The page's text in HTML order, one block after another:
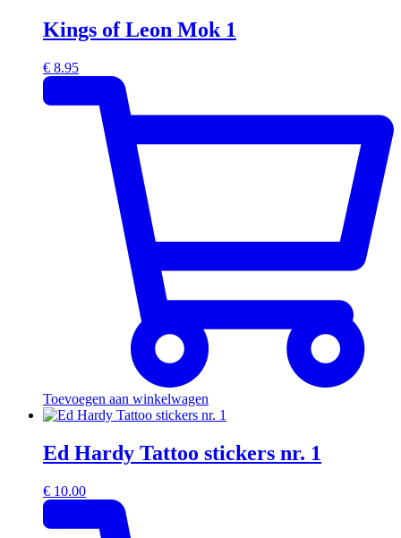
Kings of Leon Mok 1
€ 8.95
Toevoegen aan winkelwagen
Ed Hardy Tattoo stickers nr. 1
€ 10.00